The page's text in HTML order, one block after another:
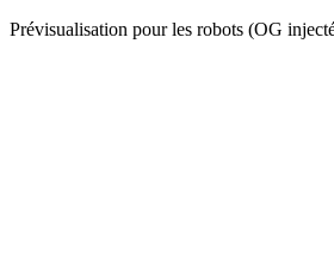
Prévisualisation pour les robots (OG